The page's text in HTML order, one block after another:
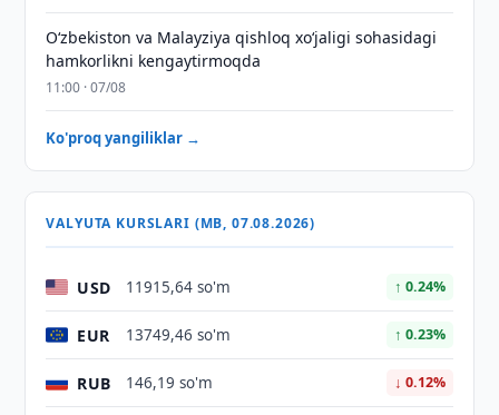
Oʻzbekiston va Malayziya qishloq xoʻjaligi sohasidagi
hamkorlikni kengaytirmoqda
11:00 · 07/08
Ko'proq yangiliklar →
VALYUTA KURSLARI (MB, 07.08.2026)
USD 11915,64 so'm ↑ 0.24%
EUR 13749,46 so'm ↑ 0.23%
RUB 146,19 so'm ↓ 0.12%